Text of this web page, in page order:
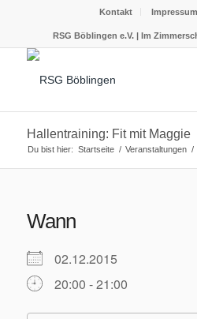
Kontakt
RSG Böblingen e.V. | Im
Hallentraining: Fit mit Maggie
Du bist hier: Startseite / Veranstaltungen /
Wann
02.12.2015
20:00 - 21:00